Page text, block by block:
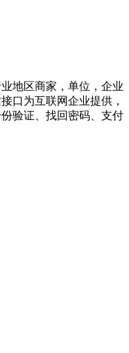
地区商家，单位，企业
口为互联网企业提供，
验证、找回密码、支付